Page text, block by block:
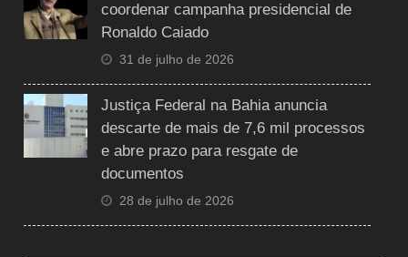
coordenar campanha presidencial de
Ronaldo Caiado
31 de julho de 2026
Justiça Federal na Bahia anuncia
descarte de mais de 7,6 mil processos
e abre prazo para resgate de
documentos
28 de julho de 2026